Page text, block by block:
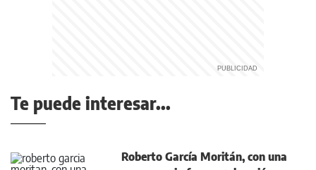
Te puede interesar...
Roberto García Moritán, con una